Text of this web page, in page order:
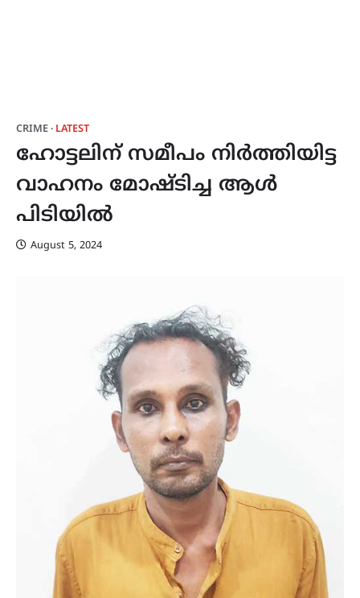
CRIME LATEST
ഹോട്ടലിന് സമീപം നിർത്തിയിട്ട
വാഹനം മോഷ്ടിച്ച ആൾ
പിടിയിൽ
August 5, 2024